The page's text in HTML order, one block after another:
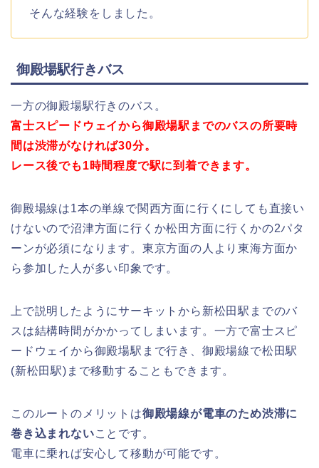
そんな経験をしました。
御殿場駅行きバス
一方の御殿場駅行きのバス。
富士スピードウェイから御殿場駅までのバスの所要時
間は渋滞がなければ30分。
レース後でも1時間程度で駅に到着できます。
御殿場線は1本の単線で関西方面に行くにしても直接い
けないので沼津方面に行くか松田方面に行くかの2パタ
ーンが必須になります。東京方面の人より東海方面か
ら参加した人が多い印象です。
上で説明したようにサーキットから新松田駅までのバ
スは結構時間がかかってしまいます。一方で富士スピ
ードウェイから御殿場駅まで行き、御殿場線で松田駅
(新松田駅)まで移動することもできます。
このルートのメリットは御殿場線が電車のため渋滞に
巻き込まれないことです。
電車に乗れば安心して移動が可能です。